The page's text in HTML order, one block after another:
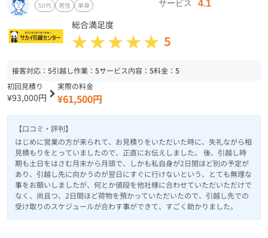
50代 男性 単身
総合満足度
5
接客対応： 5引越し作業： 5サービス内容： 5料金： 5
初回見積り
¥93,000円
実際の料金
¥61,500円
【口コミ・評判】
はじめに営業の方が来られて、お見積りをいただいた時に、失礼ながら相
見積もりをとっていましたので、正直にお伝えしました。 後、引越し時
期も土日をはさむ月末から月頭で、しかも私自身が2日間ほど別の予定が
あり、引越し先に向かうのが翌日にすぐに行けないという、とても無理な
事をお願いしましたが、何とか値段を他社様に合わせていただいただけで
なく、尚且つ、2日間ほど荷物を預かっていただいたので、引越し先での
受け取りのスケジュールが合わす事ができて、すごく助かりました。